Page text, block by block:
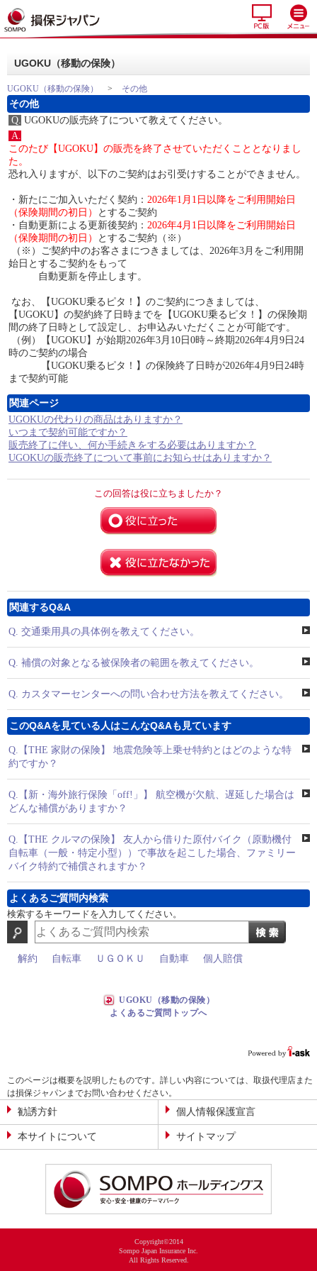
UGOKU（移動の保険）
UGOKU（移動の保険） > その他
その他
Q. UGOKUの販売終了について教えてください。
A.
このたび【UGOKU】の販売を終了させていただくこととなりまし
た。
恐れ入りますが、以下のご契約はお引受けすることができません。
・新たにご加入いただく契約： 2026年1月1日以降をご利用開始日
（保険期間の初日）
とするご契約
・自動更新による更新後契約： 2026年4月1日以降をご利用開始日
（保険期間の初日）
とするご契約（※）
（※）ご契約中のお客さまにつきましては、2026年3月をご利用開
始日とするご契約をもって
自動更新を停止します。
なお、【UGOKU乗るピタ！】のご契約につきましては、
【UGOKU】の契約終了日時までを【UGOKU乗るピタ！】の保険期
間の終了日時として設定し、お申込みいただくことが可能です。
（例）【UGOKU】が始期2026年3月10日0時～終期2026年4月9日24
時のご契約の場合
【UGOKU乗るピタ！】の保険終了日時が2026年4月9日24時
まで契約可能
関連ページ
UGOKUの代わりの商品はありますか？
いつまで契約可能ですか？
販売終了に伴い、何か手続きをする必要はありますか？
UGOKUの販売終了について事前にお知らせはありますか？
この回答は役に立ちましたか？
関連するQ&A
Q. 交通乗用具の具体例を教えてください。
Q. 補償の対象となる被保険者の範囲を教えてください。
Q. カスタマーセンターへの問い合わせ方法を教えてください。
このQ&Aを見ている人はこんなQ&Aも見ています
Q. 【THE 家財の保険】 地震危険等上乗せ特約とはどのような特
約ですか？
Q. 【新・海外旅行保険「off!」】 航空機が欠航、遅延した場合は
どんな補償がありますか？
Q. 【THE クルマの保険】 友人から借りた原付バイク（原動機付
自転車（一般・特定小型））で事故を起こした場合、ファミリー
バイク特約で補償されますか？
よくあるご質問内検索
検索するキーワードを入力してください。
解約 自転車 ＵＧＯＫＵ 自動車 個人賠償
UGOKU（移動の保険）
よくあるご質問トップへ
このページは概要を説明したものです。詳しい内容については、取扱代理店また
は損保ジャパンまでお問い合わせください。
勧誘方針 個人情報保護宣言
本サイトについて サイトマップ
Copyright©2014
Sompo Japan Insurance Inc.
All Rights Reserved.